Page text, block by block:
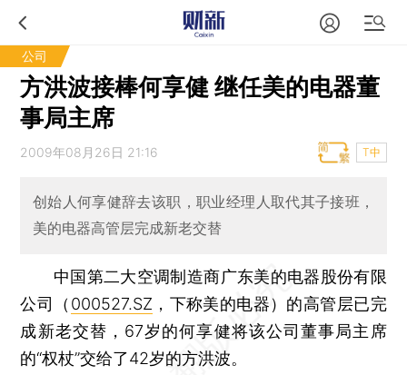
公司
方洪波接棒何享健 继任美的电器董
事局主席
2009年08月26日 21:16 T中
创始人何享健辞去该职，职业经理人取代其子接班，
美的电器高管层完成新老交替
中国第二大空调制造商广东美的电器股份有限
公司（ 000527.SZ ，下称美的电器）的高管层已完
成新老交替，67岁的何享健将该公司董事局主席
的“权杖”交给了42岁的方洪波。